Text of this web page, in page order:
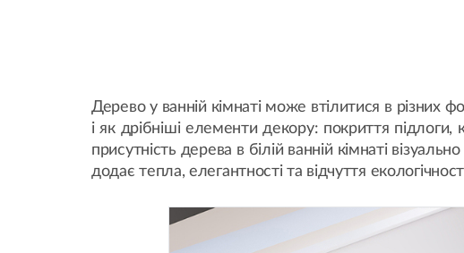
Дерево у ванній кімнаті може втілитися в різних
і як дрібніші елементи декору: покриття підлоги,
присутність дерева в білій ванній кімнаті
додає тепла, елегантності та відчуття